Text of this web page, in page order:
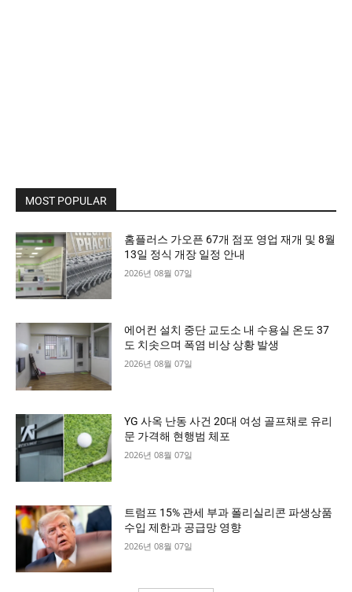
MOST POPULAR
홈플러스 가오픈 67개 점포 영업 재개 및 8월
13일 정식 개장 일정 안내
2026년 08월 07일
에어컨 설치 중단 교도소 내 수용실 온도 37
도 치솟으며 폭염 비상 상황 발생
2026년 08월 07일
YG 사옥 난동 사건 20대 여성 골프채로 유리
문 가격해 현행범 체포
2026년 08월 07일
트럼프 15% 관세 부과 폴리실리콘 파생상품
수입 제한과 공급망 영향
2026년 08월 07일